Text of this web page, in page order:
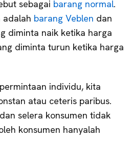
sebagai barang normal.
adalah barang Veblen dan
diminta naik ketika harga
diminta turun ketika harga
individu, kita
atau ceteris paribus.
selera konsumen tidak
konsumen hanyalah